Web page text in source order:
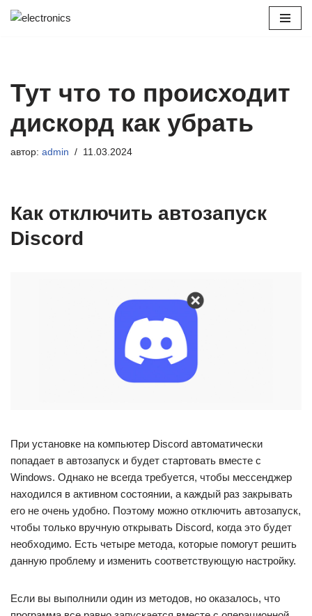
Тут что то происходит
дискорд как убрать
автор: admin 11.03.2024
Как отключить автозапуск
Discord
При установке на компьютер Discord автоматически
попадает в автозапуск и будет стартовать вместе с
Windows. Однако не всегда требуется, чтобы мессенджер
находился в активном состоянии, а каждый раз закрывать
его не очень удобно. Поэтому можно отключить автозапуск,
чтобы только вручную открывать Discord, когда это будет
необходимо. Есть четыре метода, которые помогут решить
данную проблему и изменить соответствующую настройку.
Если вы выполнили один из методов, но оказалось, что